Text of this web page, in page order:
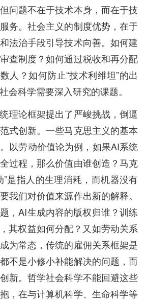
问题不在于技术本身，而在于技
务。社会主义的制度优势，在于
法治手段引导技术向善。如何建
查制度？如何通过税收和再分配
人？如何防止“技术利维坦”的出
会科学需要深入研究的课题。
理论框架提出了严峻挑战，倒逼
式创新。一些马克思主义的基本
以劳动价值论为例，如果AI系统
过程，那么价值由谁创造？马克
”是指人的生理消耗，而机器没有
我们对价值来源作出新的解释。
，AI生成内容的版权归谁？训练
其权益如何分配？又如劳动关系
为常态，传统的雇佣关系框架是
不是小修小补能解决的问题，而
新。哲学社会科学不能回避这些
，在与计算机科学、生命科学等